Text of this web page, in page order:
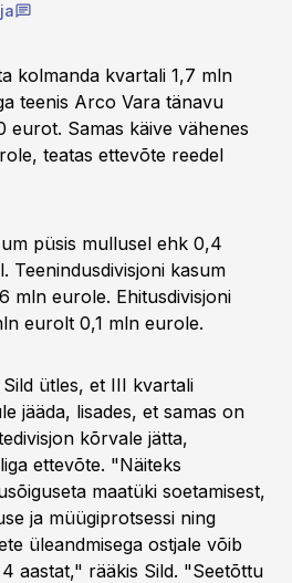
kolmanda kvartali 1,7 mln
teenis Arco Vara tänavu
eurot. Samas käive vähenes
teatas ettevõte reedel
püsis mullusel ehk 0,4
Teenindusdivisjoni kasum
mln eurole. Ehitusdivisjoni
eurolt 0,1 mln eurole.
ütles, et III kvartali
jääda, lisades, et samas on
kõrvale jätta,
ettevõte. "Näiteks
maatüki soetamisest,
ja müügiprotsessi ning
üleandmisega ostjale võib
aastat," rääkis Sild. "Seetõttu